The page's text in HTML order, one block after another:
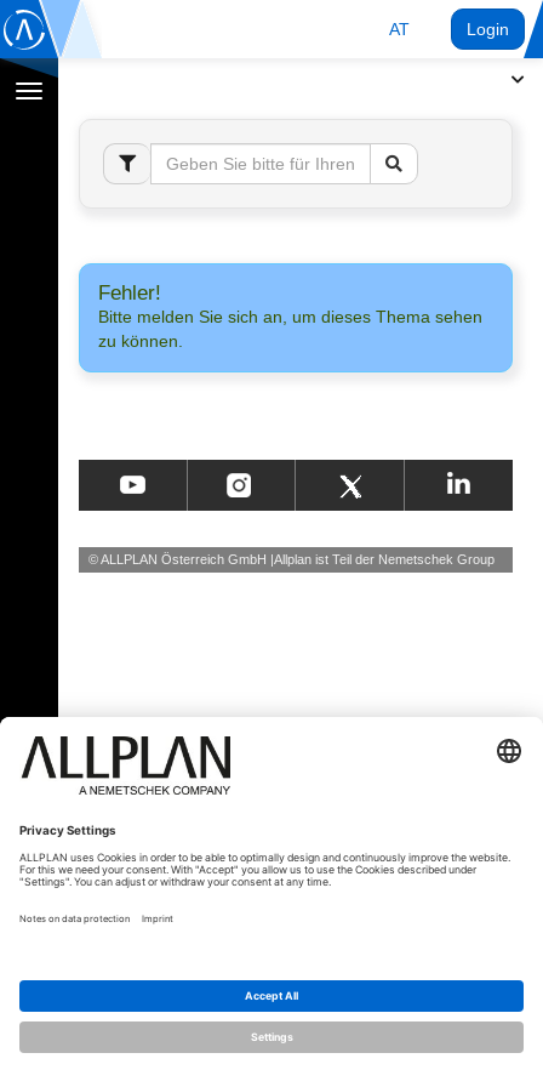
AT Login
Navigation
umschalten
Fehler!
Bitte melden Sie sich an, um dieses Thema sehen
zu können.
© ALLPLAN Österreich GmbH Allplan ist Teil der Nemetschek Group